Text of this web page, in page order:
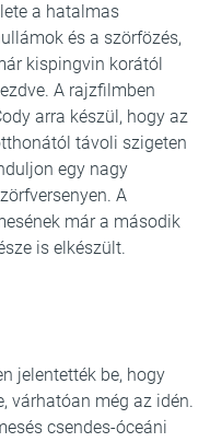
a hatalmas
és a szörfözés,
kispingvin korától
A rajzfilmben
arra készül, hogy az
távoli szigeten
egy nagy
A
már a második
is elkészült.
jelentették be, hogy
várhatóan még az idén.
csendes-óceáni